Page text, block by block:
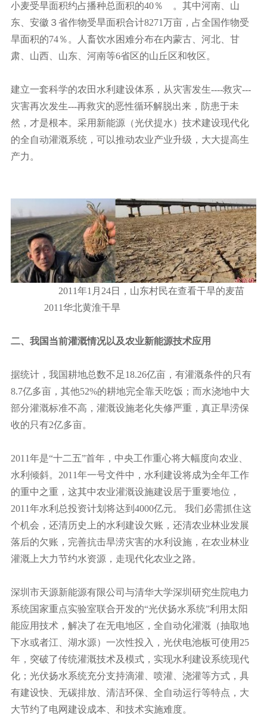
小麦受旱面积约占播种总面积的40％ 。其中河南、山
东、安徽３省作物受旱面积合计8271万亩，占全国作物受
旱面积的74％。人畜饮水困难分布在内蒙古、河北、甘
肃、山西、山东、河南等6省区的山丘区和牧区。
建立一套科学的农田水利建设体系，从灾害发生----救灾---
灾害再次发生---再救灾的恶性循环解脱出来，防患于未
然，才是根本。采用新能源（光伏提水）技术建设现代化
的全自动灌溉系统，可以推动农业产业升级，大大提高生
产力。
2011年1月24日，山东村民在查看干旱的麦苗
2011华北黄淮干旱
二、我国当前灌溉情况以及农业新能源技术应用
据统计，我国耕地总数不足18.26亿亩，有灌溉条件的只有
8.7亿多亩，其他52%的耕地完全靠天吃饭；而水浇地中大
部分灌溉标准不高，灌溉设施老化失修严重，真正旱涝保
收的只有2亿多亩。
2011年是“十二五”首年，中央工作重心将大幅度向农业、
水利倾斜。2011年一号文件中，水利建设将成为全年工作
的重中之重，这其中农业灌溉设施建设居于重要地位，
2011年水利总投资计划将达到4000亿元。 我们必需抓住这
个机会，还清历史上的水利建设欠账，还清农业林业发展
落后的欠账，完善抗击旱涝灾害的水利设施，在农业林业
灌溉上大力节约水资源，走现代化农业之路。
深圳市天源新能源有限公司与清华大学深圳研究生院电力
系统国家重点实验室联合开发的“光伏扬水系统”利用太阳
能应用技术，解决了在无电地区，全自动化灌溉（抽取地
下水或者江、湖水源）一次性投入，光伏电池板可使用25
年，突破了传统灌溉技术及模式，实现水利建设系统现代
化；光伏扬水系统充分支持滴灌、喷灌、浇灌等方式，具
有建设快、无碳排放、清洁环保、全自动运行等特点，大
大节约了电网建设成本、和技术实施难度。